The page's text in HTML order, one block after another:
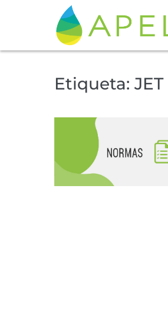
Etiqueta: